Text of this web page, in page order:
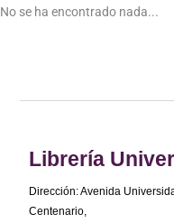
No se ha encontrado nada...
Librería
Dirección: Avenida
Centenario,